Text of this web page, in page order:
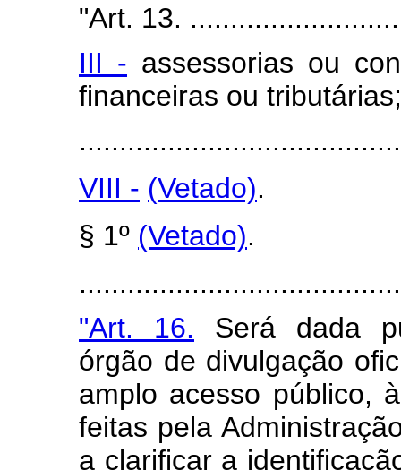
"Art. 13.
III - assessorias ou
financeiras ou tributárias;
VIII - (Vetado).
§ 1º (Vetado).
"Art. 16. Será dada
órgão de divulgação
amplo acesso público,
feitas pela
a clarificar a